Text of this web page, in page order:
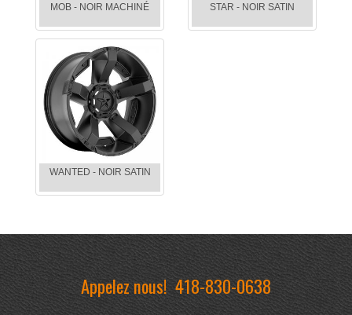
MOB - NOIR MACHINÉ STAR - NOIR SATIN
WANTED - NOIR SATIN
Appelez nous!418-830-0638